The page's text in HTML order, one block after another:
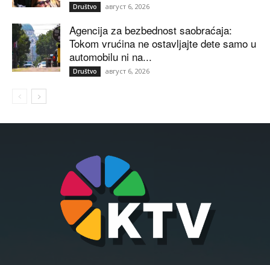
Društvo август 6, 2026
Agencija za bezbednost saobraćaja:
Tokom vrućina ne ostavljajte dete samo u
automobilu ni na...
Društvo август 6, 2026